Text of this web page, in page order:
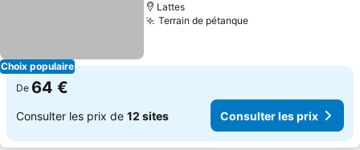
Choix populaire
Lattes
Terrain de pétanqueConsulter les prix
De 64 €
Consulter les prix de 12 sites Consulter les prix